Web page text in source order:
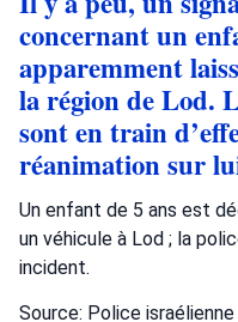
concernant un
apparemment
la région de Lod.
sont en train
réanimation sur
Un enfant de 5 ans est
un véhicule à Lod ; la
incident.
Source: Police israélienne